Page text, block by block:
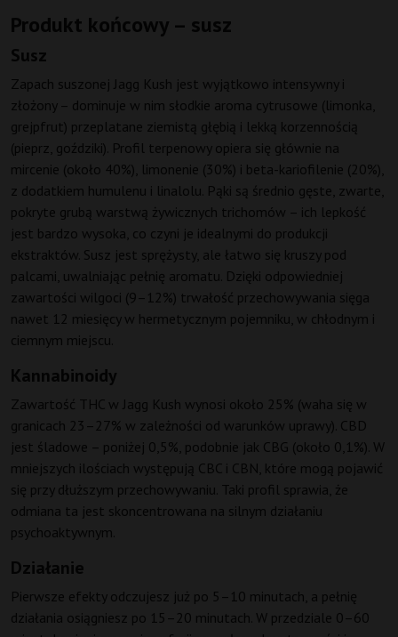
Produkt końcowy – susz
Susz
Zapach suszonej Jagg Kush jest wyjątkowo intensywny i
złożony – dominuje w nim słodkie aroma cytrusowe (limonka,
grejpfrut) przeplatane ziemistą głębią i lekką korzennością
(pieprz, goździki). Profil terpenowy opiera się głównie na
mircenie (około 40%), limonenie (30%) i beta-kariofilenie (20%),
z dodatkiem humulenu i linalolu. Pąki są średnio gęste, zwarte,
pokryte grubą warstwą żywicznych trichomów – ich lepkość
jest bardzo wysoka, co czyni je idealnymi do produkcji
ekstraktów. Susz jest sprężysty, ale łatwo się kruszy pod
palcami, uwalniając pełnię aromatu. Dzięki odpowiedniej
zawartości wilgoci (9–12%) trwałość przechowywania sięga
nawet 12 miesięcy w hermetycznym pojemniku, w chłodnym i
ciemnym miejscu.
Kannabinoidy
Zawartość THC w Jagg Kush wynosi około 25% (waha się w
granicach 23–27% w zależności od warunków uprawy). CBD
jest śladowe – poniżej 0,5%, podobnie jak CBG (około 0,1%). W
mniejszych ilościach występują CBC i CBN, które mogą pojawić
się przy dłuższym przechowywaniu. Taki profil sprawia, że
odmiana ta jest skoncentrowana na silnym działaniu
psychoaktywnym.
Działanie
Pierwsze efekty odczujesz już po 5–10 minutach, a pełnię
działania osiągniesz po 15–20 minutach. W przedziale 0–60